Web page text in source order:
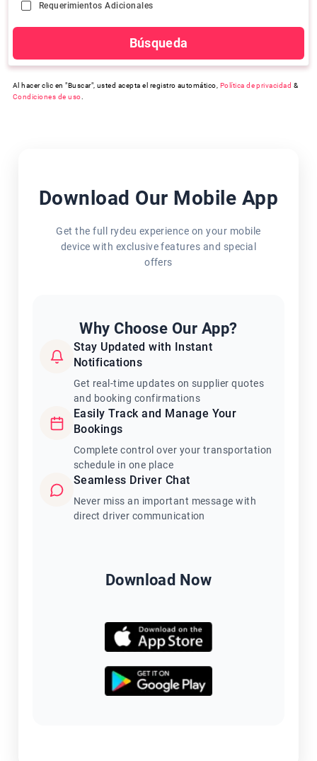
Requerimientos Adicionales
Búsqueda
Al hacer clic en "Buscar", usted acepta el registro automático, Política de privacidad &
Condiciones de uso
Download Our Mobile App
Get the full rydeu experience on your mobile
device with exclusive features and special
offers
Why Choose Our App?
Stay Updated with Instant
Notifications
Get real-time updates on supplier quotes
and booking confirmations
Easily Track and Manage Your
Bookings
Complete control over your transportation
schedule in one place
Seamless Driver Chat
Never miss an important message with
direct driver communication
Download Now